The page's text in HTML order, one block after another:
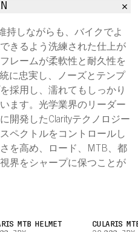
持しながらも、バイクでよ
きるよう洗練された仕上が
レームが柔軟性と耐久性を
に忠実し、ノーズとテンプ
採用し、濡れてもしっかり
ます。光学業界のリーダー
開発したClarityテクノロジー
ペクトルをコントロールし
を高め、ロード、MTB、都
界をシャープに保つことが
MTB HELMET
CULARIS